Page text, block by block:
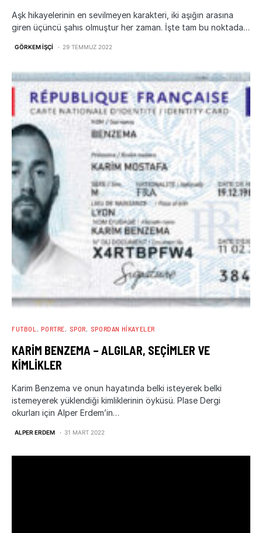
Aşk hikayelerinin en sevilmeyen karakteri, iki aşığın arasına
giren üçüncü şahıs olmuştur her zaman. İşte tam bu noktada…
GÖRKEM İŞÇI 29 TEMMUZ 2022
FUTBOL PORTRE SPOR SPORDAN HIKAYELER
KARIM BENZEMA – ALGILAR, SEÇIMLER VE
KIMLIKLER
Karim Benzema ve onun hayatında belki isteyerek belki
istemeyerek yüklendiği kimliklerinin öyküsü. Plase Dergi
okurları için Alper Erdem’in…
ALPER ERDEM 31 MART 2022